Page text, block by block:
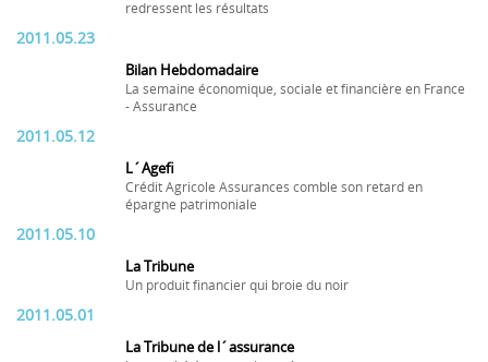
redressent les résultats
2011.05.23
Bilan Hebdomadaire
La semaine économique, sociale et financière en France
- Assurance
2011.05.12
L´Agefi
Crédit Agricole Assurances comble son retard en
épargne patrimoniale
2011.05.10
La Tribune
Un produit financier qui broie du noir
2011.05.01
La Tribune de l´assurance